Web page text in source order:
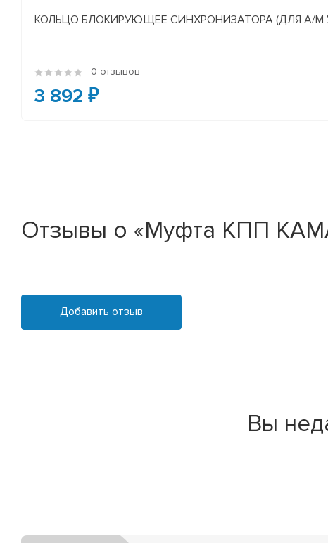
КОЛЬЦО БЛОКИРУЮЩЕЕ СИНХРОНИЗАТОРА (ДЛЯ А/М
0 отзывов
3 892 ₽
Отзывы о «Муфта КПП
Добавить отзыв
Вы